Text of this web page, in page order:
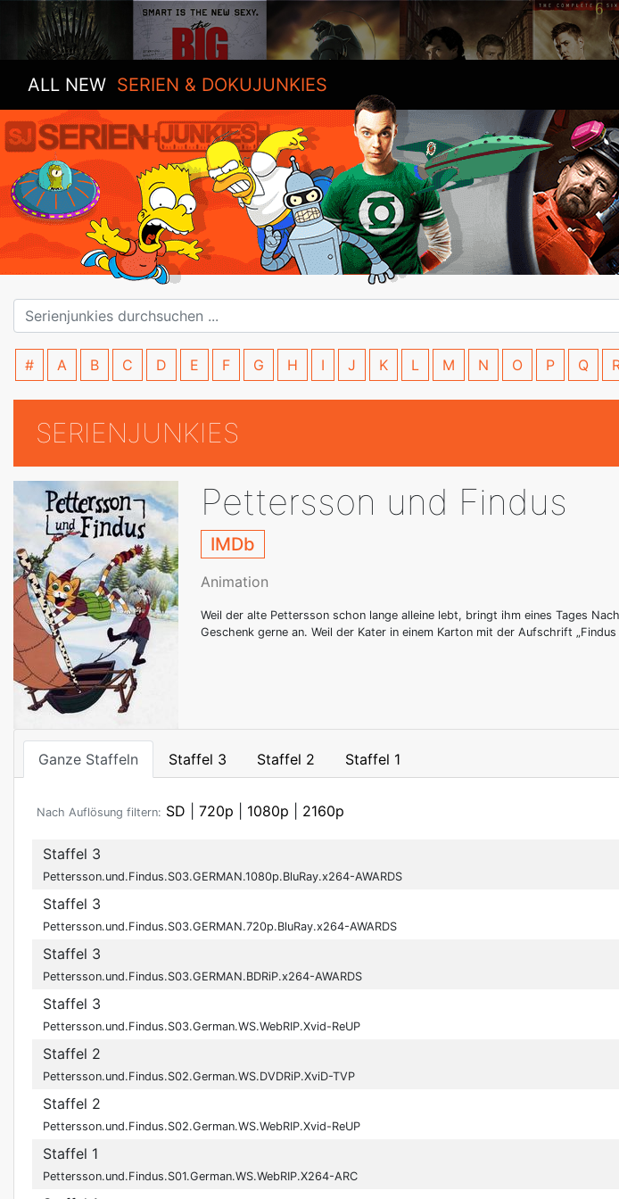
ALL NEW SERIEN & DOKUJUNKIES
# A B C D E F G H I J K L M N O P Q
SERIENJUNKIES
Pettersson und Findus
IMDb
Animation
Weil der alte Pettersson schon lange alleine lebt, bringt ihm eines Tages
Geschenk gerne an. Weil der Kater in einem Karton mit der Aufschrift
Ganze Staffeln Staffel 3 Staffel 2 Staffel 1
Nach Auflösung filtern: SD 720p 1080p 2160p
Staffel 3
Pettersson.und.Findus.S03.GERMAN.1080p.BluRay.x264-AWARDS
Staffel 3
Pettersson.und.Findus.S03.GERMAN.720p.BluRay.x264-AWARDS
Staffel 3
Pettersson.und.Findus.S03.GERMAN.BDRiP.x264-AWARDS
Staffel 3
Pettersson.und.Findus.S03.German.WS.WebRIP.Xvid-ReUP
Staffel 2
Pettersson.und.Findus.S02.German.WS.DVDRiP.XviD-TVP
Staffel 2
Pettersson.und.Findus.S02.German.WS.WebRIP.Xvid-ReUP
Staffel 1
Pettersson.und.Findus.S01.German.WS.WebRIP.X264-ARC